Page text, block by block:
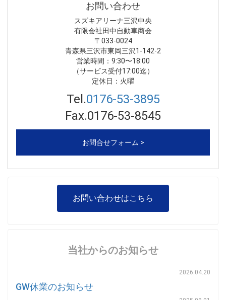
お問い合わせ
スズキアリーナ三沢中央
有限会社田中自動車商会
〒033-0024
青森県三沢市東岡三沢1-142-2
営業時間：9:30〜18:00
（サービス受付17:00迄）
定休日：火曜
Tel.0176-53-3895
Fax.0176-53-8545
お問合せフォーム >
お問い合わせはこちら
当社からのお知らせ
2026.04.20
GW休業のお知らせ